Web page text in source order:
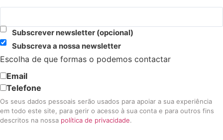
Subscrever newsletter (opcional)
Subscreva a nossa newsletter
Escolha de que formas o podemos contactar
Email
Telefone
Os seus dados pessoais serão usados para apoiar a sua experiência
em todo este site, para gerir o acesso à sua conta e para outros fins
descritos na nossa política de privacidade.